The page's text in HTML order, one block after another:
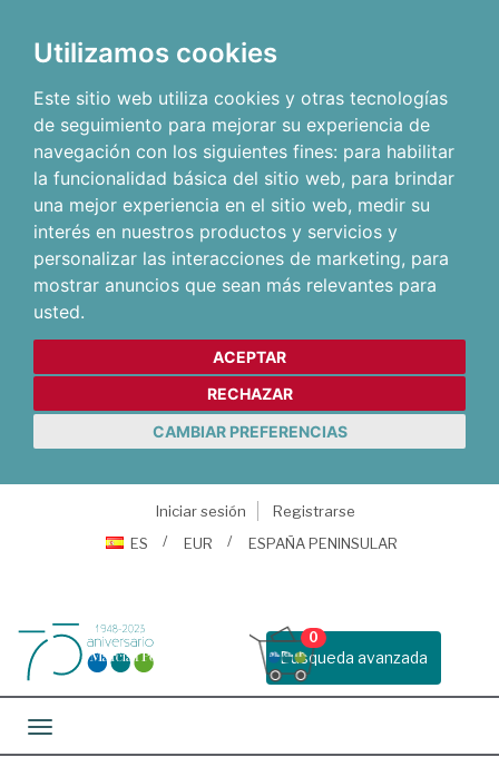
Utilizamos cookies
Este sitio web utiliza cookies y otras tecnologías
de seguimiento para mejorar su experiencia de
navegación con los siguientes fines: para habilitar
la funcionalidad básica del sitio web, para brindar
una mejor experiencia en el sitio web, medir su
interés en nuestros productos y servicios y
personalizar las interacciones de marketing, para
mostrar anuncios que sean más relevantes para
usted.
ACEPTAR
RECHAZAR
CAMBIAR PREFERENCIAS
Iniciar sesión
Registrarse
ES
EUR ESPAÑA PENINSULAR
Busqueda avanzada
0
Toggle navigation